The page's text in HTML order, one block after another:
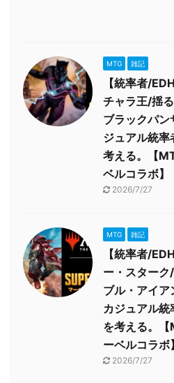
MTG 雑記
【統率者/
チャラ王/揺る
ブラックパン
ジュアル統率
考える。【
ベルコラボ】
2026/7/27
MTG 雑記
【統率者/
ー・スター
ブル・アイア
カジュアル統
を考える。【
ーベルコラボ】
2026/7/27